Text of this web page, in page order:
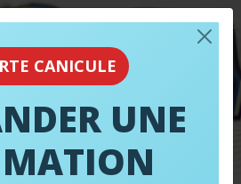
VOS
CANICULE
UNE